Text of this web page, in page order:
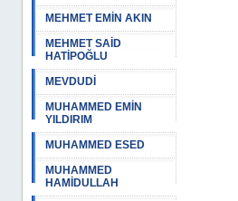
MEHMET EMİN AKIN
MEHMET SAİD
HATİPOĞLU
MEVDUDİ
MUHAMMED EMİN
YILDIRIM
MUHAMMED ESED
MUHAMMED
HAMİDULLAH